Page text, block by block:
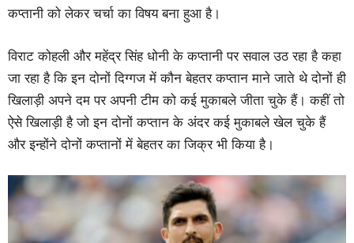
कप्तानी को लेकर चर्चा का विषय बना हुआ है।
विराट कोहली और महेंद्र सिंह धोनी के कप्तानी पर सवाल उठ रहा है कहा
जा रहा है कि इन दोनों दिग्गज में कौन बेहतर कप्तान माने जाते थे दोनों ही
खिलाड़ी अपने दम पर अपनी टीम को कई मुकाबले जीता चुके हैं। कहीं तो
ऐसे खिलाड़ी है जो इन दोनों कप्तान के अंदर कई मुकाबले खेल चुके हैं
और इन्होंने दोनों कप्तानों में बेहतर का जिक्र भी किया है।